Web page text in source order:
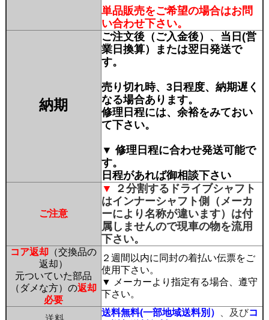
単品販売をご希望の場合はお問
い合わせ下さい。
納期
ご注文後（ご入金後）、当日(営
業日換算）または翌日発送で
す。
売り切れ時、3日程度、納期遅く
なる場合あります。
修理日程には、余裕をみておい
て下さい。
▼ 修理日程に合わせ発送可能で
す。
日程があれば御相談下さい
ご注意
▼
２分割するドライブシャフト
はインナーシャフト側（メーカ
ーにより名称が違います）は付
属しませんので現車の物を流用
下さい。
コア返却 （交換品の
返却）
元ついていた部品
（ダメな方）の返却
必要
２週間以内に同封の着払い伝票をご
使用下さい。
▼ メーカーより指定有る場合、遵守
下さい。
送料無料(一部地域送料別） 、及びコ